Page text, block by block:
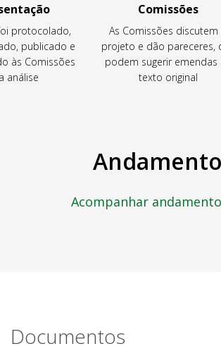
protocolado,
publicado e
às Comissões
análise
Comissões
As Comissões discutem
projeto e dão pareceres,
podem sugerir emendas
texto original
Andamento
Acompanhar andamento
Documentos